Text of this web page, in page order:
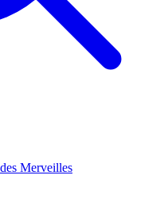
Merveilles